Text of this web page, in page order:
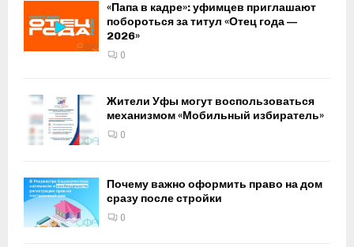
«Папа в кадре»: уфимцев приглашают
побороться за титул «Отец года —
2026»
0
Жители Уфы могут воспользоваться
механизмом «Мобильный избиратель»
0
Почему важно оформить право на дом
сразу после стройки
0